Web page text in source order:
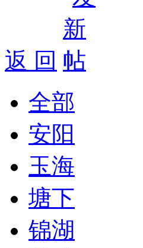
返 回
全部
安阳
玉海
塘下
锦湖